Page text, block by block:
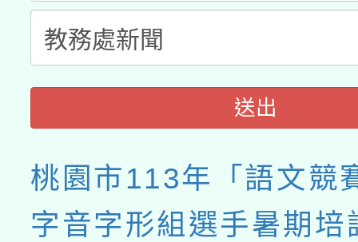
月28日止
送出
桃園市113年「語文競
字音字形組選手暑期培